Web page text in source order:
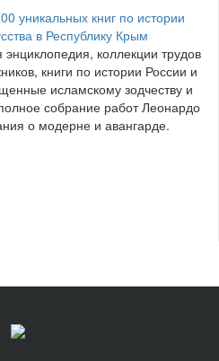
уникальных книг по истории
в Республику Крым
коллекции трудов
книги по истории России и
исламскому зодчеству и
собрание работ Леонардо
о модерне и авангарде.